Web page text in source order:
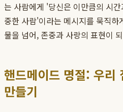
는 사람에게 '당신은 이만큼의 시
중한 사람'이라는 메시지를 묵직하
물을 넘어, 존중과 사랑의 표현이
핸드메이드 명절: 우리
만들기